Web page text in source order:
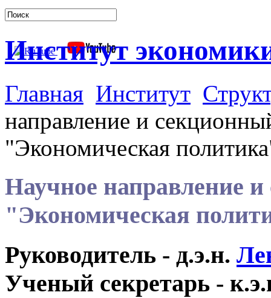
Институт
Главная Институт
направление и
"Экономическая
Научное направление
"Экономическая
Руководитель - д.э.н.
Ученый секретарь -